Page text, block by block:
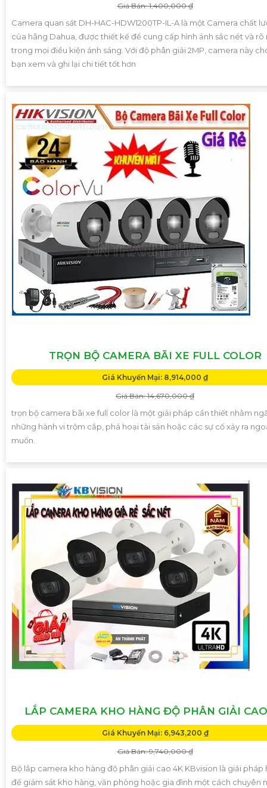
Giá Bán: 1,400,000 ₫
Camera quan sát DH-HAC-HDW1200TP-IL-A là một Camera chất
của hãng Dahua, được thiết kế để cung cấp hình ảnh sắc nét và rõ
trong mọi điều kiện ánh sáng. Với độ phân giải 2MP, camera này
bạn xem và ghi lại chi tiết tốt hơn
TRỌN BỘ CAMERA BÃI XE FULL COLOR
Giá Khuyến Mại: 8,914,000 ₫
Giá Bán: 14,670,000 ₫
trọn bộ camera bãi xe full color là một giải pháp cần thiết nhằm
những hành vi trộm cắp, phá hoại tài sản hoặc các sự cố xảy ra
muốn.
LẮP CAMERA KHO HÀNG ĐỘ PHÂN GIẢI
Giá Khuyến Mại: 6,943,200 ₫
Giá Bán: 9,740,000 ₫
Bộ lắp camera kho hàng độ phân giải cao 4K KBvision là giải pháp
để giám sát kho hàng, văn phòng hoặc gia đình một cách chuyên